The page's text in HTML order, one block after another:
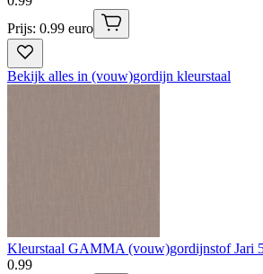
Prijs: 0.99 euro
Bekijk alles in (vouw)gordijn kleurstaal
Kleurstaal GAMMA (vouw)gordijnstof Jari
0.99